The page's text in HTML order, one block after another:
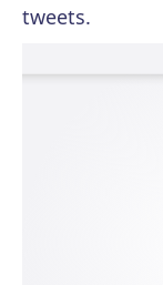
tweets.